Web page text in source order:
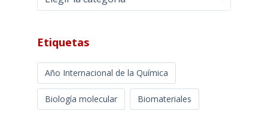
Etiquetas
Año Internacional de la Química
Biología molecular Biomateriales